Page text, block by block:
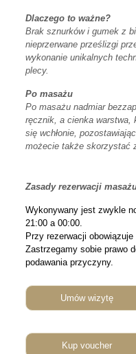
Dlaczego to ważne?
Brak sznurków i gumek z
nieprzerwane prześlizgi
wykonanie unikalnych
plecy.
Po masażu
Po masażu nadmiar
ręcznik, a cienka warstwa,
się wchłonie,
możecie także skorzystać
Zasady rezerwacji
Wykonywany jest zwykle
21:00 a 00:00.
Przy rezerwacji obowiązuje
Zastrzegamy sobie prawo
podawania przyczyny.
Kup voucher
Umów wizytę